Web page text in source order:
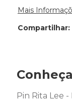
Mais
Compartilhar
Pin Rita Lee